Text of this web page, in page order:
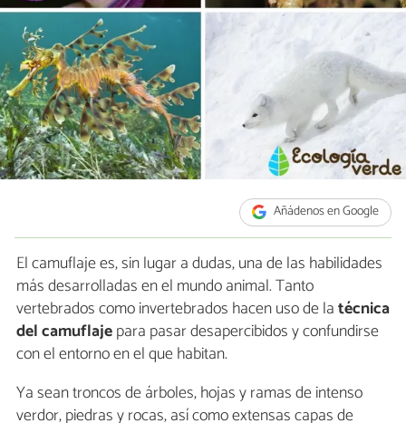
Añádenos en Google
El camuflaje es, sin lugar a dudas, una de las habilidades
más desarrolladas en el mundo animal. Tanto
vertebrados como invertebrados hacen uso de latécnica
del camuflajepara pasar desapercibidos y confundirse
con el entorno en el que habitan.
Ya sean troncos de árboles, hojas y ramas de intenso
verdor, piedras y rocas, así como extensas capas de